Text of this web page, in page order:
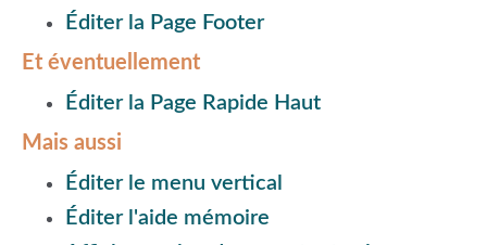
Éditer la Page Footer
Et éventuellement
Éditer la Page Rapide Haut
Mais aussi
Éditer le menu vertical
Éditer l'aide mémoire